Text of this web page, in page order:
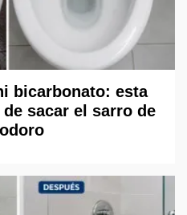
bicarbonato: esta
sacar el sarro de